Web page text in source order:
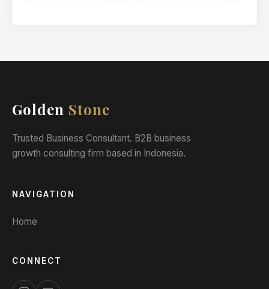
Golden Stone
Trusted Business Consultant. B2B business
growth consulting firm based in Indonesia.
NAVIGATION
Home
CONNECT